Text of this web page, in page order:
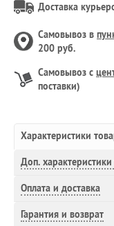
Доставка
Самовывоз в
200 руб.
Самовывоз с
поставки)
Характеристики
Доп.
Оплата и доставка
Гарантия и возврат